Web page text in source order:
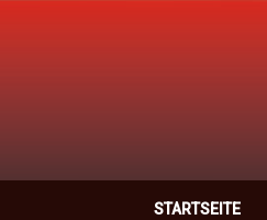
STARTSEITE